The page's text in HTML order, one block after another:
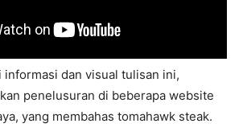
informasi dan visual tulisan ini,
penelusuran di beberapa website
yang membahas tomahawk steak.